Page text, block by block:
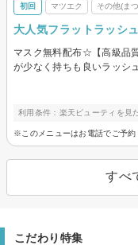
初回 マツエク その他(ま
大人気フラットラッシ
マスク無料配布☆【高級品
が少なく持ちも良いラッシ
利用条件：楽天ビューティを見
※このメニューはお電話でご予約
すべ
こだわり特集